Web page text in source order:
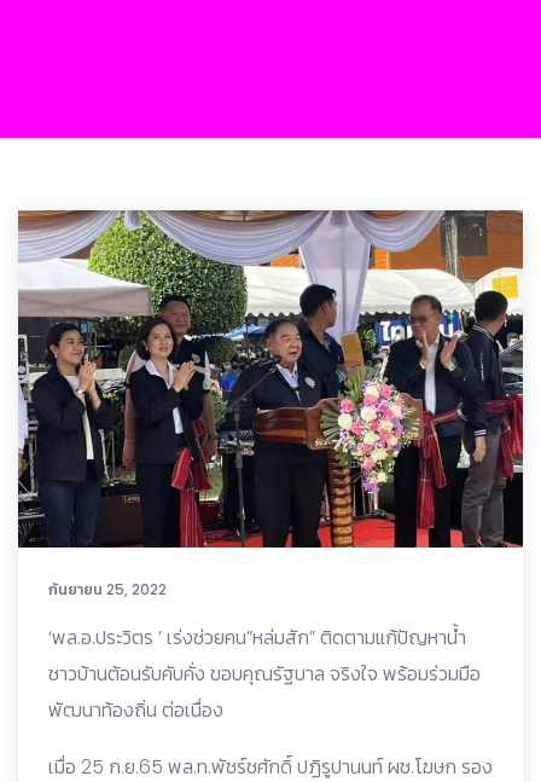
กันยายน 25, 2022
‘พล.อ.ประวิตร ’ เร่งช่วยคน”หล่มสัก” ติดตามแก้ปัญหาน้ำ
ชาวบ้านต้อนรับคับคั่ง ขอบคุณรัฐบาล จริงใจ พร้อมร่วมมือ
พัฒนาท้องถิ่น ต่อเนื่อง
เมื่อ 25 ก.ย.65 พล.ท.พัชร์ชศักดิ์ ปฏิรูปานนท์ ผช.โฆษก รอง